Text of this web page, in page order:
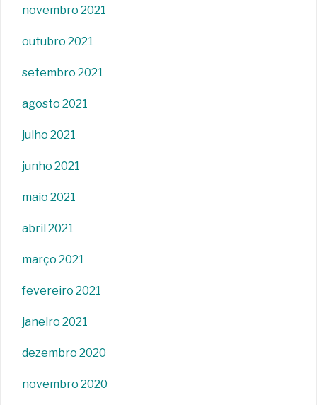
novembro 2021
outubro 2021
setembro 2021
agosto 2021
julho 2021
junho 2021
maio 2021
abril 2021
março 2021
fevereiro 2021
janeiro 2021
dezembro 2020
novembro 2020